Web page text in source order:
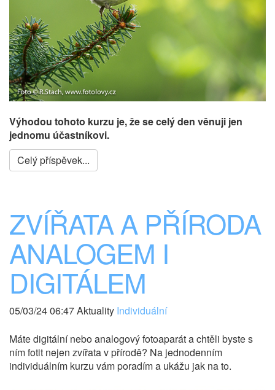
Výhodou tohoto kurzu je, že se celý den věnuji jen
jednomu účastníkovi.
Celý příspěvek...
ZVÍŘATA A PŘÍRODA
ANALOGEM I
DIGITÁLEM
05/03/24 06:47 Aktuality Individuální
Máte digitální nebo analogový fotoaparát a chtěli byste s
ním fotit nejen zvířata v přírodě? Na jednodenním
individuálním kurzu vám poradím a ukážu jak na to.